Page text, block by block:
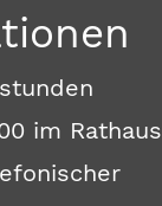
im Rathaus